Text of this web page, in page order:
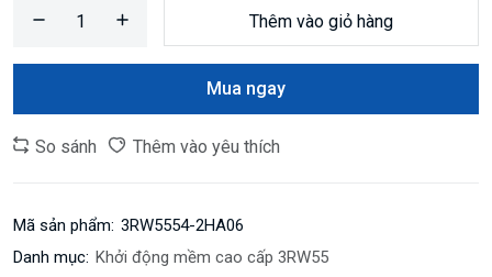
Thêm vào giỏ hàng
Mua ngay
So sánh Thêm vào yêu thích
Mã sản phẩm: 3RW5554-2HA06
Danh mục: Khởi động mềm cao cấp 3RW55